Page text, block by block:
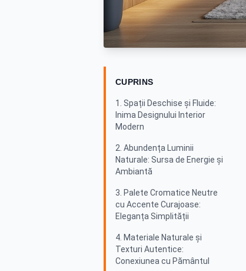
CUPRINS
1. Spații Deschise și Fluide:
Inima Designului Interior
Modern
2. Abundența Luminii
Naturale: Sursa de Energie și
Ambiantă
3. Palete Cromatice Neutre
cu Accente Curajoase:
Eleganța Simplității
4. Materiale Naturale și
Texturi Autentice:
Conexiunea cu Pământul